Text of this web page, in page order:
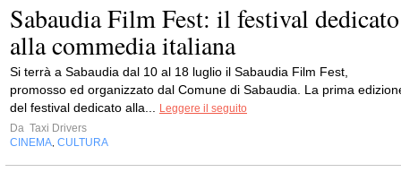
Sabaudia Film Fest: il festival dedicato
alla commedia italiana
Si terrà a Sabaudia dal 10 al 18 luglio il Sabaudia Film Fest,
promosso ed organizzato dal Comune di Sabaudia. La prima
del festival dedicato alla...
Leggere il seguito
Da Taxi Drivers
CINEMA CULTURA